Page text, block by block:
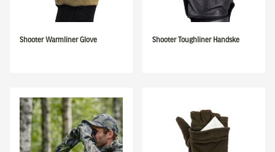
Shooter Warmliner Glove Shooter Toughliner Handske